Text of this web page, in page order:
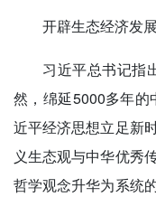
开辟生态经济发
习近平总书记指
然，绵延5000多年的
近平经济思想立足新
义生态观与中华优秀
哲学观念升华为系统